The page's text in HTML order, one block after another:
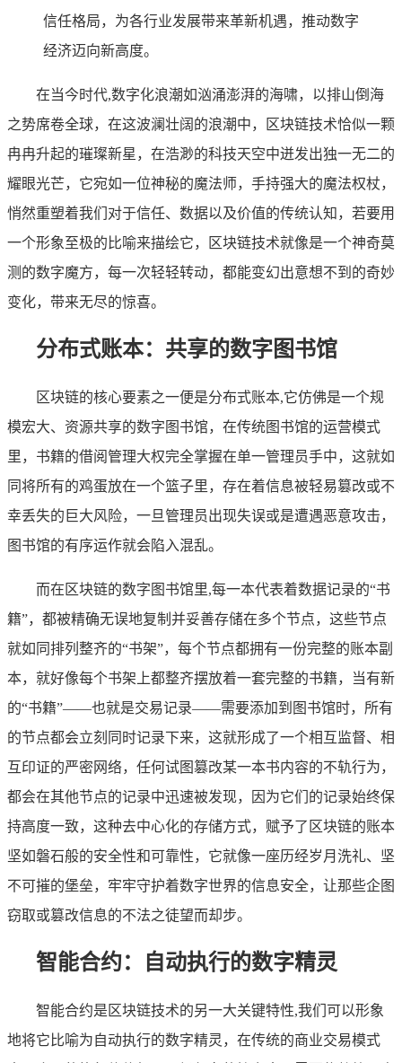
信任格局，为各行业发展带来革新机遇，推动数字
经济迈向新高度。
在当今时代,数字化浪潮如汹涌澎湃的海啸，以排山倒海
之势席卷全球，在这波澜壮阔的浪潮中，区块链技术恰似一颗
冉冉升起的璀璨新星，在浩渺的科技天空中迸发出独一无二的
耀眼光芒，它宛如一位神秘的魔法师，手持强大的魔法权杖，
悄然重塑着我们对于信任、数据以及价值的传统认知，若要用
一个形象至极的比喻来描绘它，区块链技术就像是一个神奇莫
测的数字魔方，每一次轻轻转动，都能变幻出意想不到的奇妙
变化，带来无尽的惊喜。
分布式账本：共享的数字图书馆
区块链的核心要素之一便是分布式账本,它仿佛是一个规
模宏大、资源共享的数字图书馆，在传统图书馆的运营模式
里，书籍的借阅管理大权完全掌握在单一管理员手中，这就如
同将所有的鸡蛋放在一个篮子里，存在着信息被轻易篡改或不
幸丢失的巨大风险，一旦管理员出现失误或是遭遇恶意攻击，
图书馆的有序运作就会陷入混乱。
而在区块链的数字图书馆里,每一本代表着数据记录的“书
籍”，都被精确无误地复制并妥善存储在多个节点，这些节点
就如同排列整齐的“书架”，每个节点都拥有一份完整的账本副
本，就好像每个书架上都整齐摆放着一套完整的书籍，当有新
的“书籍”——也就是交易记录——需要添加到图书馆时，所有
的节点都会立刻同时记录下来，这就形成了一个相互监督、相
互印证的严密网络，任何试图篡改某一本书内容的不轨行为，
都会在其他节点的记录中迅速被发现，因为它们的记录始终保
持高度一致，这种去中心化的存储方式，赋予了区块链的账本
坚如磐石般的安全性和可靠性，它就像一座历经岁月洗礼、坚
不可摧的堡垒，牢牢守护着数字世界的信息安全，让那些企图
窃取或篡改信息的不法之徒望而却步。
智能合约：自动执行的数字精灵
智能合约是区块链技术的另一大关键特性,我们可以形象
地将它比喻为自动执行的数字精灵，在传统的商业交易模式